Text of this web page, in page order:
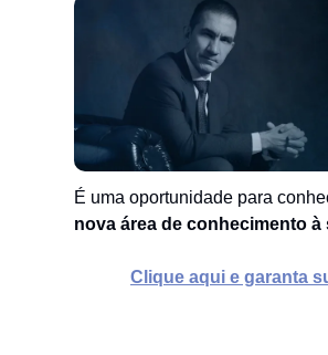
É uma oportunidade para
nova área de conhecimento
Clique aqui e garanta